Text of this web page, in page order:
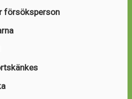
försöksperson